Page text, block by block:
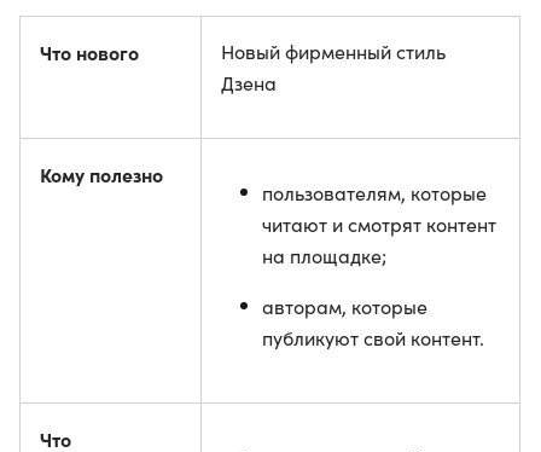
Что нового
Новый фирменный стиль
Дзена
Кому полезно
пользователям, которые
читают и смотрят контент
на площадке;
авторам, которые
публикуют свой контент.
Что